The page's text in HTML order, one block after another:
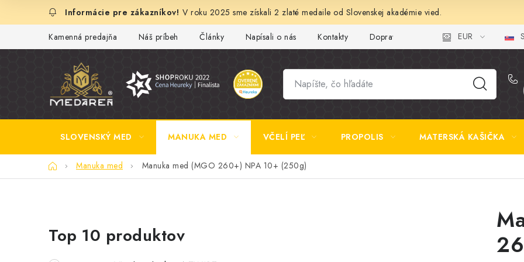
V roku 2025 sme získali 2 zlaté medaile od Slovenskej akadémie vied.
Kamenná predajňa Náš príbeh Články Napísali o nás Kontakty Doprava a platba Najčastejšie
EUR
SLOVENSKÝ MED MANUKA MED VČELÍ PEĽ PROPOLIS MATERSKÁ KAŠIČKA
DomovManuka med Manuka med (MGO 260+) NPA 10+ (250g)
o
Top 10 produktov